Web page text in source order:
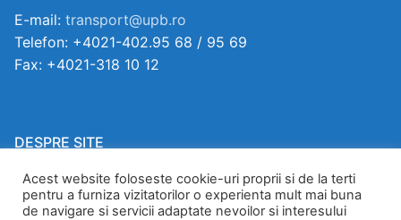
E-mail: transport@upb.ro
Telefon: +4021-402.95 68 / 95 69
Fax: +4021-318 10 12
DESPRE SITE
Copyright ©2026.
Toate drepturile rezervate.
Acest website foloseste cookie-uri proprii si de la terti
pentru a furniza vizitatorilor o experienta mult mai buna
de navigare si servicii adaptate nevoilor si interesului